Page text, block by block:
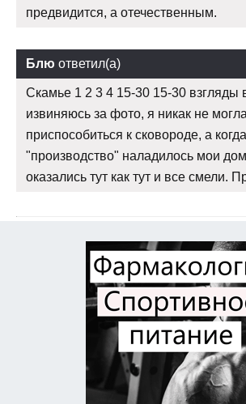
предвидится, а отечественным.
Блю ответил(а)
Скамье 1 2 3 4 15-30 15-30 взгляды
извиняюсь за фото, я никак не могла
приспособиться к сковороде, а когда
"производство" наладилось мои
оказались тут как тут и все смели.